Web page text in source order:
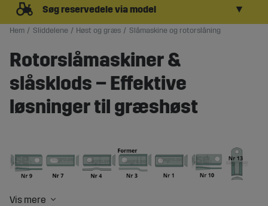
Søg reservedele via model ▼
Hem Sliddelene Høst og græs Slåmaskine og rotorslåning
Rotorslåmaskiner &
slåsklods – Effektive
løsninger til græshøst